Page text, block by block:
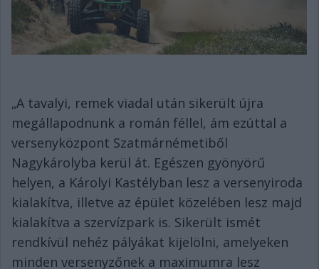
„A tavalyi, remek viadal után sikerült újra
megállapodnunk a román féllel, ám ezúttal a
versenyközpont Szatmárnémetiből
Nagykárolyba kerül át. Egészen gyönyörű
helyen, a Károlyi Kastélyban lesz a versenyiroda
kialakítva, illetve az épület közelében lesz majd
kialakítva a szervízpark is. Sikerült ismét
rendkívül nehéz pályákat kijelölni, amelyeken
minden versenyzőnek a maximumra lesz